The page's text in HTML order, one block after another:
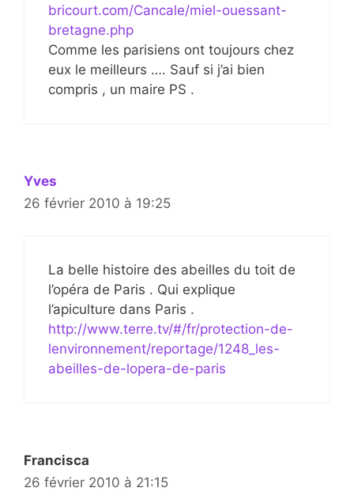
bricourt.com/Cancale/miel-ouessant-
bretagne.php
Comme les parisiens ont toujours chez
eux le meilleurs …. Sauf si j’ai bien
compris , un maire PS .
Yves
26 février 2010 à 19:25
La belle histoire des abeilles du toit de
l’opéra de Paris . Qui explique
l’apiculture dans Paris .
http://www.terre.tv/#/fr/protection-de-
lenvironnement/reportage/1248_les-
abeilles-de-lopera-de-paris
Francisca
26 février 2010 à 21:15